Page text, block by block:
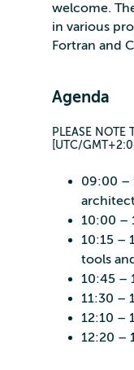
welcome.
in various
Fortran and
Agenda
PLEASE NOTE
[UTC/
09:00 –
10:00 –
10:15 –
tools
10:45 –
11:30 –
12:10 –
12:20 –